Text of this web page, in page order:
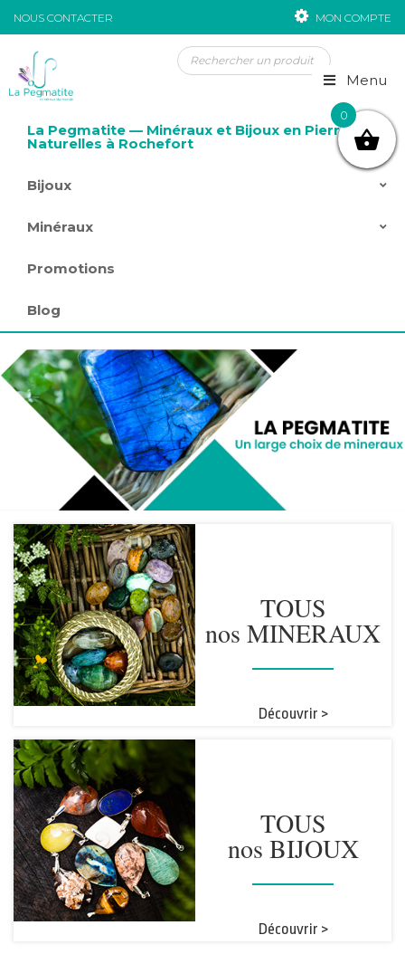
NOUS CONTACTER MON COMPTE
Passer au contenu
Menu
La Pegmatite — Minéraux et Bijoux en Pierres
Naturelles à Rochefort
Bijoux
Minéraux
Promotions
Blog
TOUS
nos MINERAUX
Découvrir >
TOUS
nos BIJOUX
Découvrir >
0